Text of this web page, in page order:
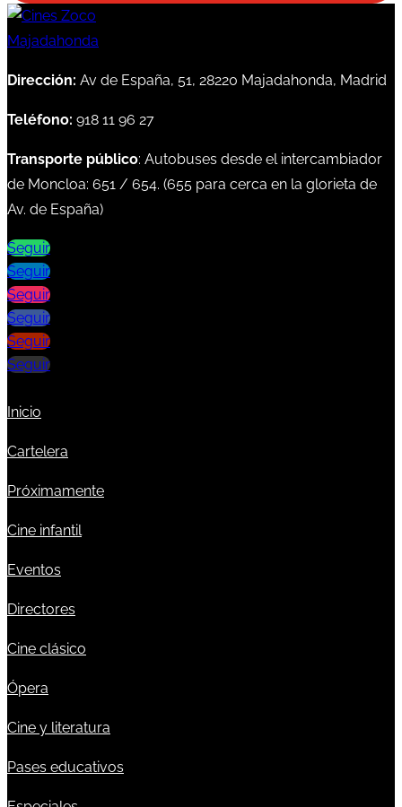
Dirección: Av de España, 51, 28220 Majadahonda, Madrid
Teléfono: 918 11 96 27
Transporte público: Autobuses desde el intercambiador
de Moncloa: 651 / 654. (655 para cerca en la glorieta de
Av. de España)
Seguir
Seguir
Seguir
Seguir
Seguir
Seguir
Inicio
Cartelera
Próximamente
Cine infantil
Eventos
Directores
Cine clásico
Ópera
Cine y literatura
Pases educativos